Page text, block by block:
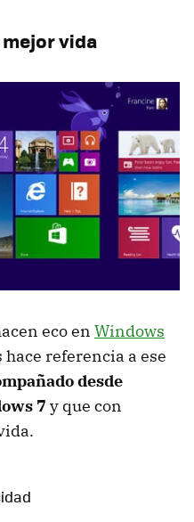
vida
eco en Windows
referencia a ese
desde
7 y que con